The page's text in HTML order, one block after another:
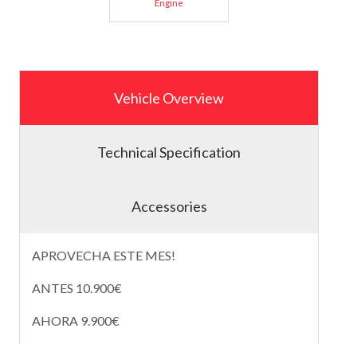
Engine
Vehicle Overview
Technical Specification
Accessories
APROVECHA ESTE MES!
ANTES 10.900€
AHORA 9.900€